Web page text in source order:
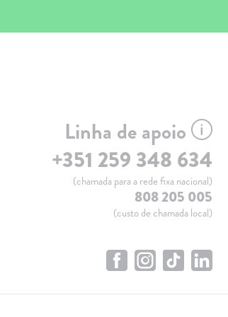
Linha de apoio
+351 259 348 634
(chamada para a rede fixa nacional)
808 205 005
(custo de chamada local)